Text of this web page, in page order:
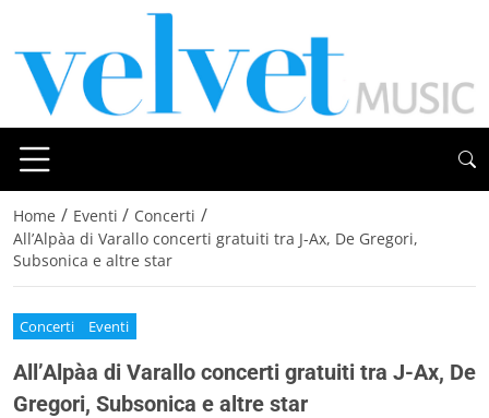
Home / Eventi / Concerti /
All’Alpàa di Varallo concerti gratuiti tra J-Ax, De Gregori,
Subsonica e altre star
Concerti Eventi
All’Alpàa di Varallo concerti gratuiti tra J-Ax, De
Gregori, Subsonica e altre star